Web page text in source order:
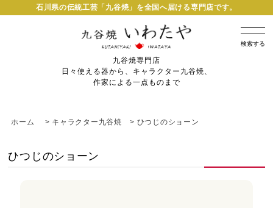
石川県の伝統工芸「九谷焼」を全国へ届ける専門店です。
検索する
九谷焼専門店
日々使える器から、キャラクター九谷焼、
作家による一点ものまで
ホーム > キャラクター九谷焼 > ひつじのショーン
ひつじのショーン